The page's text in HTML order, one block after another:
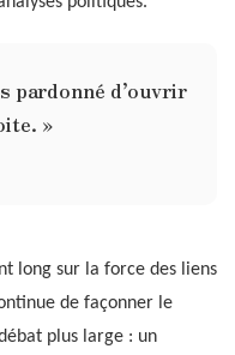
pardonné d’ouvrir
»
long sur la force des liens
de façonner le
plus large : un